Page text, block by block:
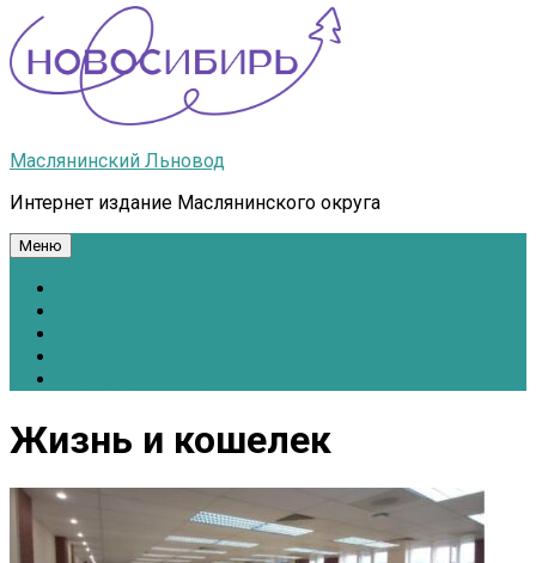
Маслянинский Льновод
Интернет издание Маслянинского округа
Меню
Жизнь и кошелек